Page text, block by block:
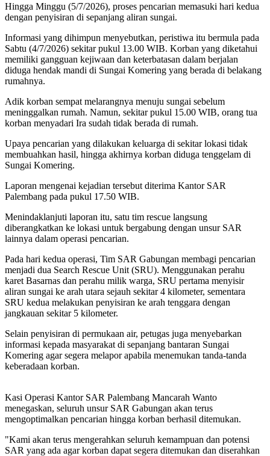
Hingga Minggu (5/7/2026), proses pencarian memasuki hari kedua
dengan penyisiran di sepanjang aliran sungai.
Informasi yang dihimpun menyebutkan, peristiwa itu bermula pada
Sabtu (4/7/2026) sekitar pukul 13.00 WIB. Korban yang diketahui
memiliki gangguan kejiwaan dan keterbatasan dalam berjalan
diduga hendak mandi di Sungai Komering yang berada di belakang
rumahnya.
Adik korban sempat melarangnya menuju sungai sebelum
meninggalkan rumah. Namun, sekitar pukul 15.00 WIB, orang tua
korban menyadari Ira sudah tidak berada di rumah.
Upaya pencarian yang dilakukan keluarga di sekitar lokasi tidak
membuahkan hasil, hingga akhirnya korban diduga tenggelam di
Sungai Komering.
Laporan mengenai kejadian tersebut diterima Kantor SAR
Palembang pada pukul 17.50 WIB.
Menindaklanjuti laporan itu, satu tim rescue langsung
diberangkatkan ke lokasi untuk bergabung dengan unsur SAR
lainnya dalam operasi pencarian.
Pada hari kedua operasi, Tim SAR Gabungan membagi pencarian
menjadi dua Search Rescue Unit (SRU). Menggunakan perahu
karet Basarnas dan perahu milik warga, SRU pertama menyisir
aliran sungai ke arah utara sejauh sekitar 4 kilometer, sementara
SRU kedua melakukan penyisiran ke arah tenggara dengan
jangkauan sekitar 5 kilometer.
Selain penyisiran di permukaan air, petugas juga menyebarkan
informasi kepada masyarakat di sepanjang bantaran Sungai
Komering agar segera melapor apabila menemukan tanda-tanda
keberadaan korban.
Kasi Operasi Kantor SAR Palembang Mancarah Wanto
menegaskan, seluruh unsur SAR Gabungan akan terus
mengoptimalkan pencarian hingga korban berhasil ditemukan.
"Kami akan terus mengerahkan seluruh kemampuan dan potensi
SAR yang ada agar korban dapat segera ditemukan dan diserahkan